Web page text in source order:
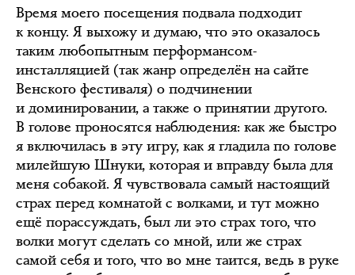
Время моего посещения подвала подходит
к концу. Я выхожу и думаю, что это оказалось
таким любопытным перформансом-
инсталляцией (так жанр определён на сайте
Венского фестиваля) о подчинении
и доминировании, а также о принятии другого.
В голове проносятся наблюдения: как же быстро
я включилась в эту игру, как я гладила по голове
милейшую Шнуки, которая и вправду была для
меня собакой. Я чувствовала самый настоящий
страх перед комнатой с волками, и тут можно
ещё порассуждать, был ли это страх того, что
волки могут сделать со мной, или же страх
самой себя и того, что во мне таится, ведь в руке